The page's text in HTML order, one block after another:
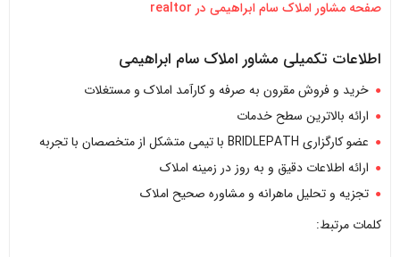
صفحه مشاور املاک سام ابراهیمی در realtor
اطلاعات تکمیلی مشاور املاک سام ابراهیمی
خرید و فروش مقرون به صرفه و کارآمد املاک و مستغلات
ارائه بالاترین سطح خدمات
عضو کارگزاری BRIDLEPATH با تیمی متشکل از متخصصان با تجربه
ارائه اطلاعات دقیق و به روز در زمینه املاک
تجزیه و تحلیل ماهرانه و مشاوره صحیح املاک
کلمات مرتبط: